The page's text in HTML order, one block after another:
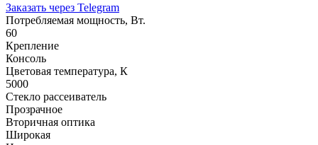
Заказать через Telegram
Потребляемая мощность, Вт.
60
Крепление
Консоль
Цветовая температура, К
5000
Стекло рассеиватель
Прозрачное
Вторичная оптика
Широкая